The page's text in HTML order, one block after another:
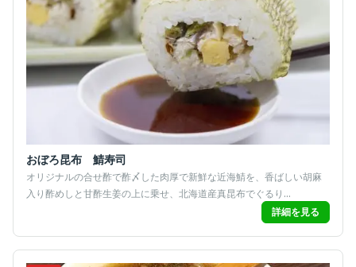
おぼろ昆布 鯖寿司
オリジナルの合せ酢で酢〆した肉厚で新鮮な近海鯖を、香ばしい胡麻
入り酢めしと甘酢生姜の上に乗せ、北海道産真昆布でぐるり...
詳細を見る